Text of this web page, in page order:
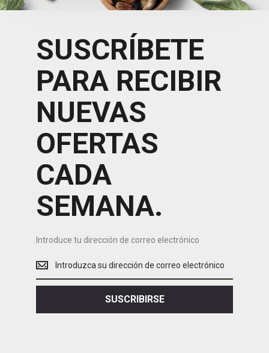
SUSCRÍBETE
PARA RECIBIR
NUEVAS
OFERTAS
CADA
SEMANA.
Introduce tu dirección de correo electrónico
tu
dirección
SUSCRIBIRSE